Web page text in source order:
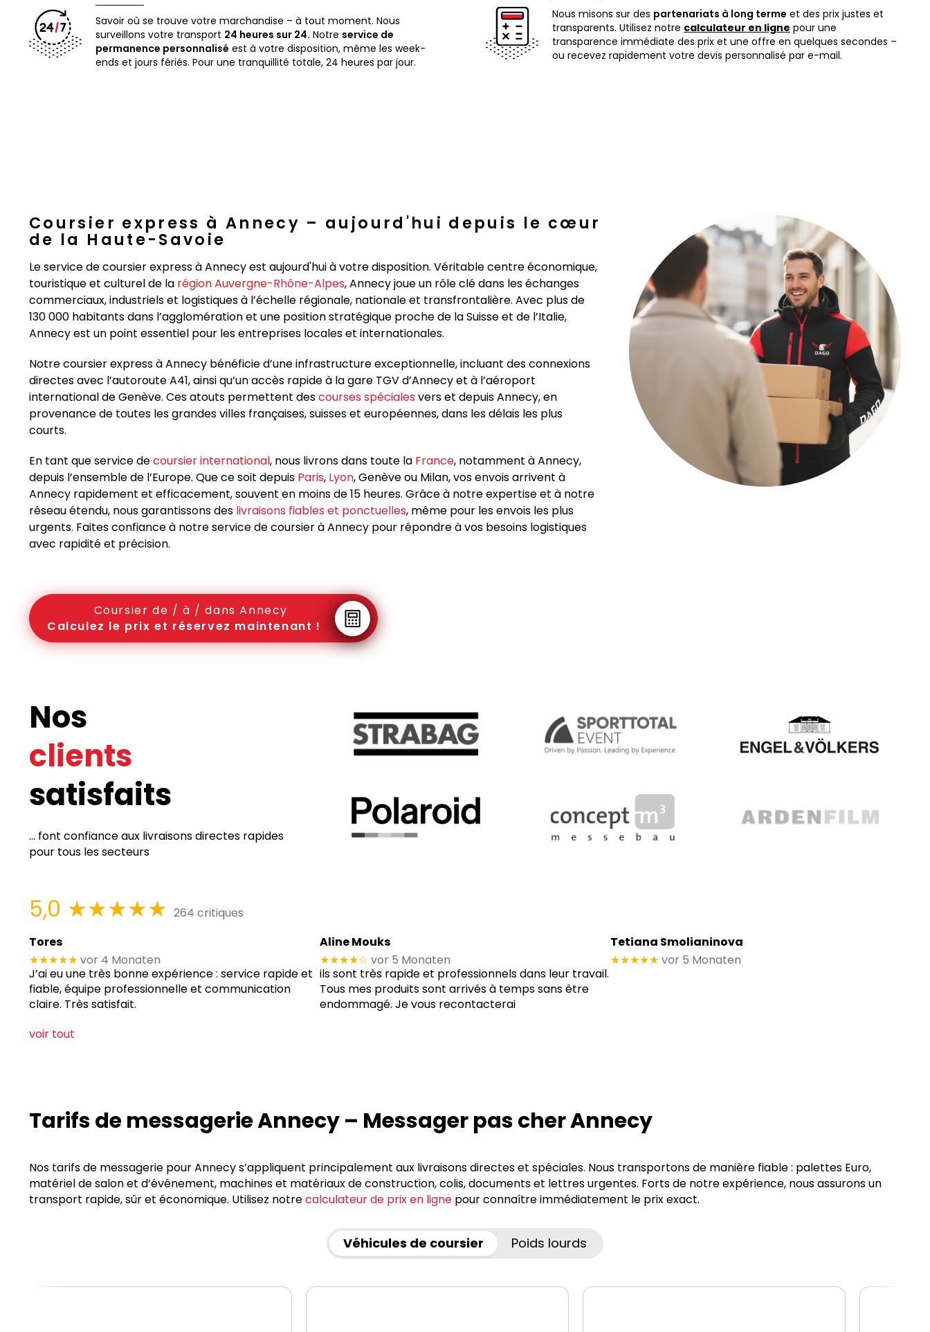
Savoir où se trouve votre marchandise – à tout moment. Nous
surveillons votre transport 24 heures sur 24. Notre service de
permanence personnalisé est à votre disposition, même les week-
ends et jours fériés. Pour une tranquillité totale, 24 heures par jour.
Nous misons sur des partenariats à long terme et des prix justes et
transparents. Utilisez notre calculateur en ligne pour une
transparence immédiate des prix et une offre en quelques secondes –
ou recevez rapidement votre devis personnalisé par e-mail.
Coursier express à Annecy – aujourd'hui depuis le cœur
de la Haute-Savoie
Le service de coursier express à Annecy est aujourd'hui à votre disposition. Véritable centre économique,
touristique et culturel de la région Auvergne-Rhône-Alpes, Annecy joue un rôle clé dans les échanges
commerciaux, industriels et logistiques à l’échelle régionale, nationale et transfrontalière. Avec plus de
130 000 habitants dans l’agglomération et une position stratégique proche de la Suisse et de l’Italie,
Annecy est un point essentiel pour les entreprises locales et internationales.
Notre coursier express à Annecy bénéficie d’une infrastructure exceptionnelle, incluant des connexions
directes avec l’autoroute A41, ainsi qu’un accès rapide à la gare TGV d’Annecy et à l’aéroport
international de Genève. Ces atouts permettent descourses spéciales vers et depuis Annecy, en
provenance de toutes les grandes villes françaises, suisses et européennes, dans les délais les plus
courts.
En tant que service decoursier international, nous livrons dans toute la France, notamment à Annecy,
depuis l’ensemble de l’Europe. Que ce soit depuis Paris, Lyon, Genève ou Milan, vos envois arrivent à
Annecy rapidement et efficacement, souvent en moins de 15 heures. Grâce à notre expertise et à notre
réseau étendu, nous garantissons des livraisons fiables et ponctuelles, même pour les envois les plus
urgents. Faites confiance à notre service de coursier à Annecy pour répondre à vos besoins logistiques
avec rapidité et précision.
Coursier de / à / dans Annecy
Calculez le prix et réservez maintenant !
Nos
clients
satisfaits
... font confiance aux livraisons directes rapides
pour tous les secteurs
5,0 ★★★★★ 264 critiques
Tores
★★★★★ vor 4 Monaten
J’ai eu une très bonne expérience : service rapide et
fiable, équipe professionnelle et communication
claire. Très satisfait.
Aline Mouks
★★★★☆ vor 5 Monaten
ils sont très rapide et professionnels dans leur travail.
Tous mes produits sont arrivés à temps sans être
endommagé. Je vous recontacterai
Tetiana Smolianinova
★★★★★ vor 5 Monaten
voir tout
Tarifs de messagerie Annecy – Messager pas cher Annecy
Nos tarifs de messagerie pour Annecy s’appliquent principalement aux livraisons directes et spéciales. Nous transportons de manière fiable : palettes Euro,
matériel de salon et d’événement, machines et matériaux de construction, colis, documents et lettres urgentes. Forts de notre expérience, nous assurons un
transport rapide, sûr et économique. Utilisez notrecalculateur de prix en ligne pour connaître immédiatement le prix exact.
Véhicules de coursier Poids lourds